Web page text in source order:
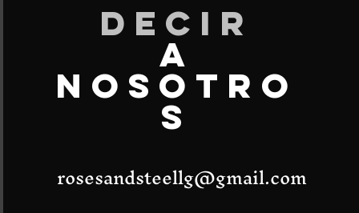
DECIR
A
NOSOTRO
S
rosesandsteellg@gmail.com